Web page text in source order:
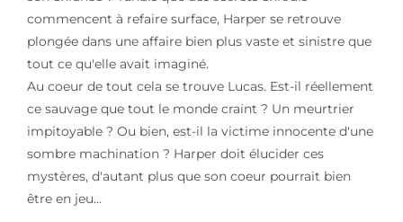
commencent à refaire surface, Harper se retrouve
plongée dans une affaire bien plus vaste et sinistre que
tout ce qu'elle avait imaginé.
Au coeur de tout cela se trouve Lucas. Est-il réellement
ce sauvage que tout le monde craint ? Un meurtrier
impitoyable ? Ou bien, est-il la victime innocente d'une
sombre machination ? Harper doit élucider ces
mystères, d'autant plus que son coeur pourrait bien
être en jeu...